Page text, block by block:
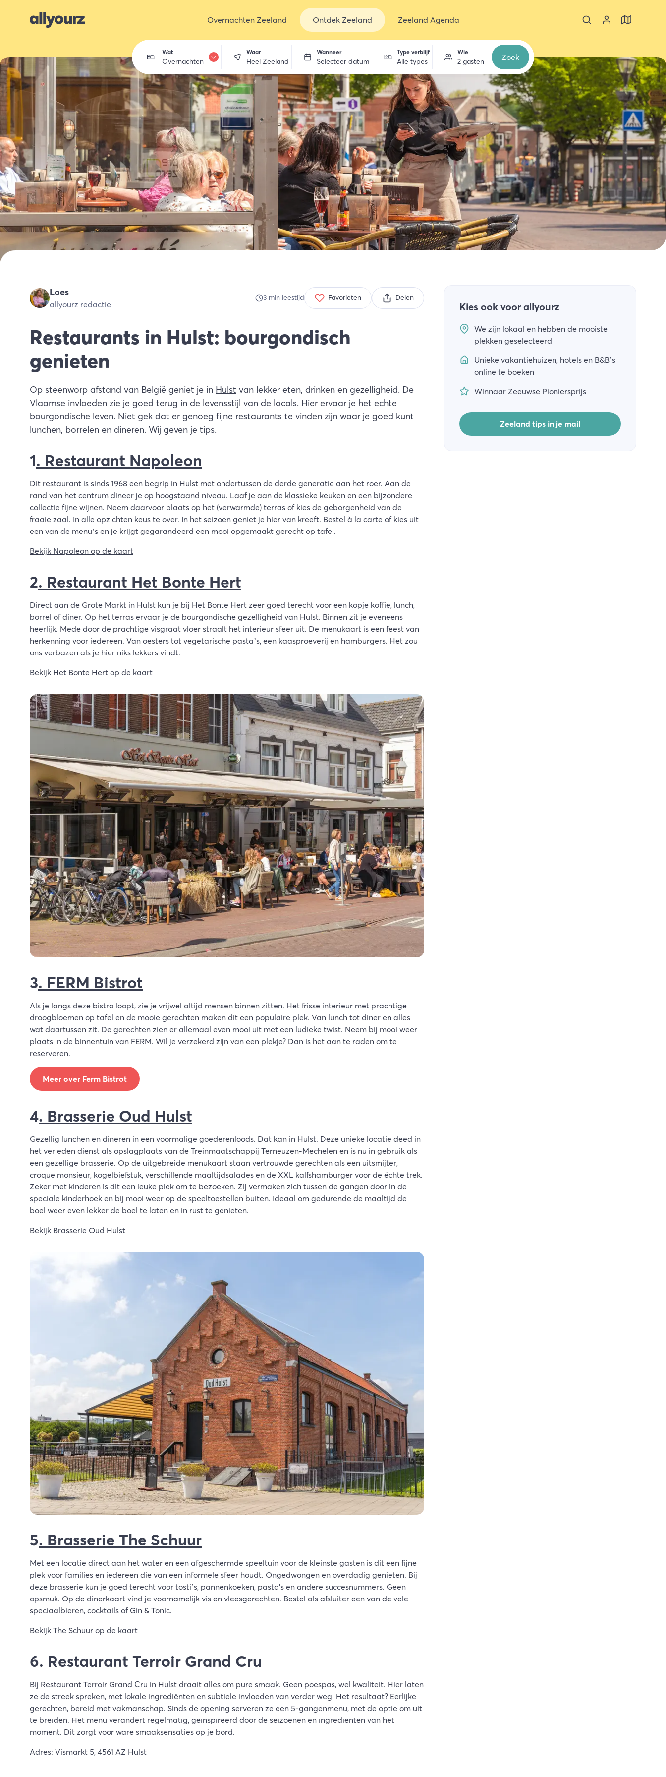
Overnachten Zeeland Ontdek Zeeland Zeeland Agenda
Wat
Overnachten
Overnachten
Eten & drinken
Activiteiten
Winkelen
Zeeland ontdekken
Waar
Heel Zeeland
Wanneer
Selecteer datum
Type verblijf
Alle types
Wie
2 gasten Zoek
Restaurants in Hulst: bourgondisch
genieten
Op steenworp afstand van België geniet je in Hulst van lekker eten, drinken en gezelligheid. De
Vlaamse invloeden zie je goed terug in de levensstijl van de locals. Hier ervaar je het echte
bourgondische leven. Niet gek dat er genoeg fijne restaurants te vinden zijn waar je goed kunt
lunchen, borrelen en dineren. Wij geven je tips.
Loes
allyourz redactie
3min leestijd Favorieten Delen
1. Restaurant Napoleon
Dit restaurant is sinds 1968 een begrip in Hulst met ondertussen de derde generatie aan het roer. Aan de
rand van het centrum dineer je op hoogstaand niveau. Laaf je aan de klassieke keuken en een bijzondere
collectie fijne wijnen. Neem daarvoor plaats op het (verwarmde) terras of kies de geborgenheid van de
fraaie zaal. In alle opzichten keus te over. In het seizoen geniet je hier van kreeft. Bestel à la carte of kies uit
een van de menu’s en je krijgt gegarandeerd een mooi opgemaakt gerecht op tafel.
Bekijk Napoleon op de kaart
2. Restaurant Het Bonte Hert
Direct aan de Grote Markt in Hulst kun je bij Het Bonte Hert zeer goed terecht voor een kopje koffie, lunch,
borrel of diner. Op het terras ervaar je de bourgondische gezelligheid van Hulst. Binnen zit je eveneens
heerlijk. Mede door de prachtige visgraat vloer straalt het interieur sfeer uit. De menukaart is een feest van
herkenning voor iedereen. Van oesters tot vegetarische pasta’s, een kaasproeverij en hamburgers. Het zou
ons verbazen als je hier niks lekkers vindt.
Bekijk Het Bonte Hert op de kaart
3. FERM Bistrot
Als je langs deze bistro loopt, zie je vrijwel altijd mensen binnen zitten. Het frisse interieur met prachtige
droogbloemen op tafel en de mooie gerechten maken dit een populaire plek. Van lunch tot diner en alles
wat daartussen zit. De gerechten zien er allemaal even mooi uit met een ludieke twist. Neem bij mooi weer
plaats in de binnentuin van FERM. Wil je verzekerd zijn van een plekje? Dan is het aan te raden om te
reserveren.
Meer over Ferm Bistrot
4. Brasserie Oud Hulst
Gezellig lunchen en dineren in een voormalige goederenloods. Dat kan in Hulst. Deze unieke locatie deed in
het verleden dienst als opslagplaats van de Treinmaatschappij Terneuzen-Mechelen en is nu in gebruik als
een gezellige brasserie. Op de uitgebreide menukaart staan vertrouwde gerechten als een uitsmijter,
croque monsieur, kogelbiefstuk, verschillende maaltijdsalades en de XXL kalfshamburger voor de échte trek.
Zeker met kinderen is dit een leuke plek om te bezoeken. Zij vermaken zich tussen de gangen door in de
speciale kinderhoek en bij mooi weer op de speeltoestellen buiten. Ideaal om gedurende de maaltijd de
boel weer even lekker de boel te laten en in rust te genieten.
Bekijk Brasserie Oud Hulst
5. Brasserie The Schuur
Met een locatie direct aan het water en een afgeschermde speeltuin voor de kleinste gasten is dit een fijne
plek voor families en iedereen die van een informele sfeer houdt. Ongedwongen en overdadig genieten. Bij
deze brasserie kun je goed terecht voor tosti’s, pannenkoeken, pasta's en andere succesnummers. Geen
opsmuk. Op de dinerkaart vind je voornamelijk vis en vleesgerechten. Bestel als afsluiter een van de vele
speciaalbieren, cocktails of Gin & Tonic.
Bekijk The Schuur op de kaart
6. Restaurant Terroir Grand Cru
Bij Restaurant Terroir Grand Cru in Hulst draait alles om pure smaak. Geen poespas, wel kwaliteit. Hier laten
ze de streek spreken, met lokale ingrediënten en subtiele invloeden van verder weg. Het resultaat? Eerlijke
gerechten, bereid met vakmanschap. Sinds de opening serveren ze een 5-gangenmenu, met de optie om uit
te breiden. Het menu verandert regelmatig, geïnspireerd door de seizoenen en ingrediënten van het
moment. Dit zorgt voor ware smaaksensaties op je bord.
Adres: Vismarkt 5, 4561 AZ Hulst
Kies ook voor allyourz
We zijn lokaal en hebben de mooiste
plekken geselecteerd
Unieke vakantiehuizen, hotels en B&B’s
online te boeken
Winnaar Zeeuwse Pioniersprijs
Zeeland tips in je mail